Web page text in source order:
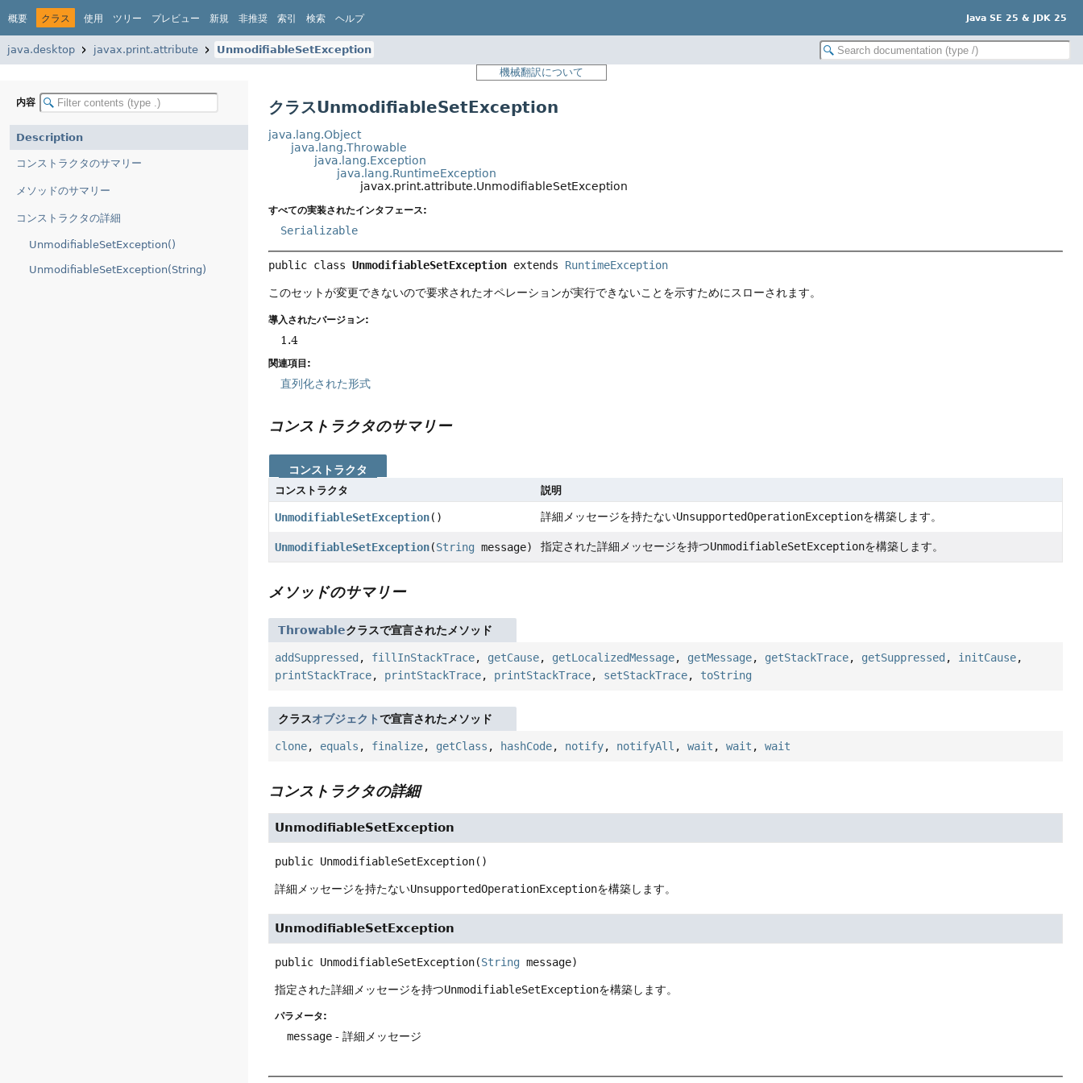
概要 クラス 使用 ツリー プレビュー 新規 非推奨 索引 検索 ヘルプ Java SE 25 & JDK 25
java.desktop javax.print.attribute
UnmodifiableSetException
機械翻訳について
内容
Description
コンストラクタのサマリー
メソッドのサマリー
コンストラクタの詳細
UnmodifiableSetException()
UnmodifiableSetException(String)
クラスUnmodifiableSetException
java.lang.Object
java.lang.Throwable
java.lang.Exception
java.lang.RuntimeException
javax.print.attribute.UnmodifiableSetException
すべての実装されたインタフェース:
Serializable
public class UnmodifiableSetException extends RuntimeException
このセットが変更できないので要求されたオペレーションが実行できないことを示すためにスローされます。
導入されたバージョン:
1.4
関連項目:
直列化された形式
コンストラクタのサマリー
コンストラクタ
コンストラクタ 説明
UnmodifiableSetException() 詳細メッセージを持たないUnsupportedOperationExceptionを構築します。
UnmodifiableSetException(String message) 指定された詳細メッセージを持つUnmodifiableSetExceptionを構築します。
メソッドのサマリー
Throwableクラスで宣言されたメソッド
addSuppressed , fillInStackTrace, getCause, getLocalizedMessage, getMessage, getStackTrace, getSuppressed , initCause,
printStackTrace, printStackTrace, printStackTrace, setStackTrace, toString
クラスオブジェクトで宣言されたメソッド
clone, equals , finalize, getClass , hashCode, notify, notifyAll ,wait ,wait ,wait
コンストラクタの詳細
UnmodifiableSetException
public UnmodifiableSetException()
詳細メッセージを持たないUnsupportedOperationExceptionを構築します。
UnmodifiableSetException
public UnmodifiableSetException(String message)
指定された詳細メッセージを持つUnmodifiableSetExceptionを構築します。
パラメータ:
message - 詳細メッセージ